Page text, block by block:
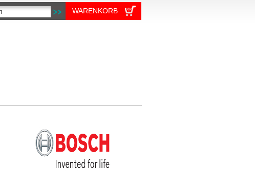
WARENKORB